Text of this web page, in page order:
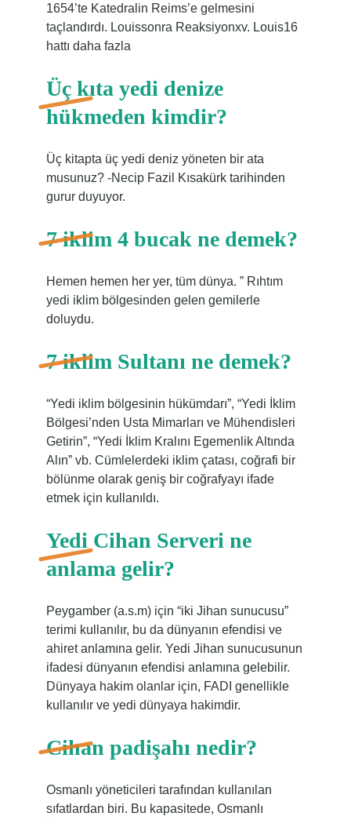
1654’te Katedralin Reims’e gelmesini
taçlandırdı. Louissonra Reaksiyonxv. Louis16
hattı daha fazla
Üç kıta yedi denize
hükmeden kimdir?
Üç kitapta üç yedi deniz yöneten bir ata
musunuz? -Necip Fazil Kısakürk tarihinden
gurur duyuyor.
7 iklim 4 bucak ne demek?
Hemen hemen her yer, tüm dünya. ” Rıhtım
yedi iklim bölgesinden gelen gemilerle
doluydu.
7 iklim Sultanı ne demek?
“Yedi iklim bölgesinin hükümdarı”, “Yedi İklim
Bölgesi’nden Usta Mimarları ve Mühendisleri
Getirin”, “Yedi İklim Kralını Egemenlik Altında
Alın” vb. Cümlelerdeki iklim çatası, coğrafi bir
bölünme olarak geniş bir coğrafyayı ifade
etmek için kullanıldı.
Yedi Cihan Serveri ne
anlama gelir?
Peygamber (a.s.m) için “iki Jihan sunucusu”
terimi kullanılır, bu da dünyanın efendisi ve
ahiret anlamına gelir. Yedi Jihan sunucusunun
ifadesi dünyanın efendisi anlamına gelebilir.
Dünyaya hakim olanlar için, FADI genellikle
kullanılır ve yedi dünyaya hakimdir.
Cihan padişahı nedir?
Osmanlı yöneticileri tarafından kullanılan
sıfatlardan biri. Bu kapasitede, Osmanlı